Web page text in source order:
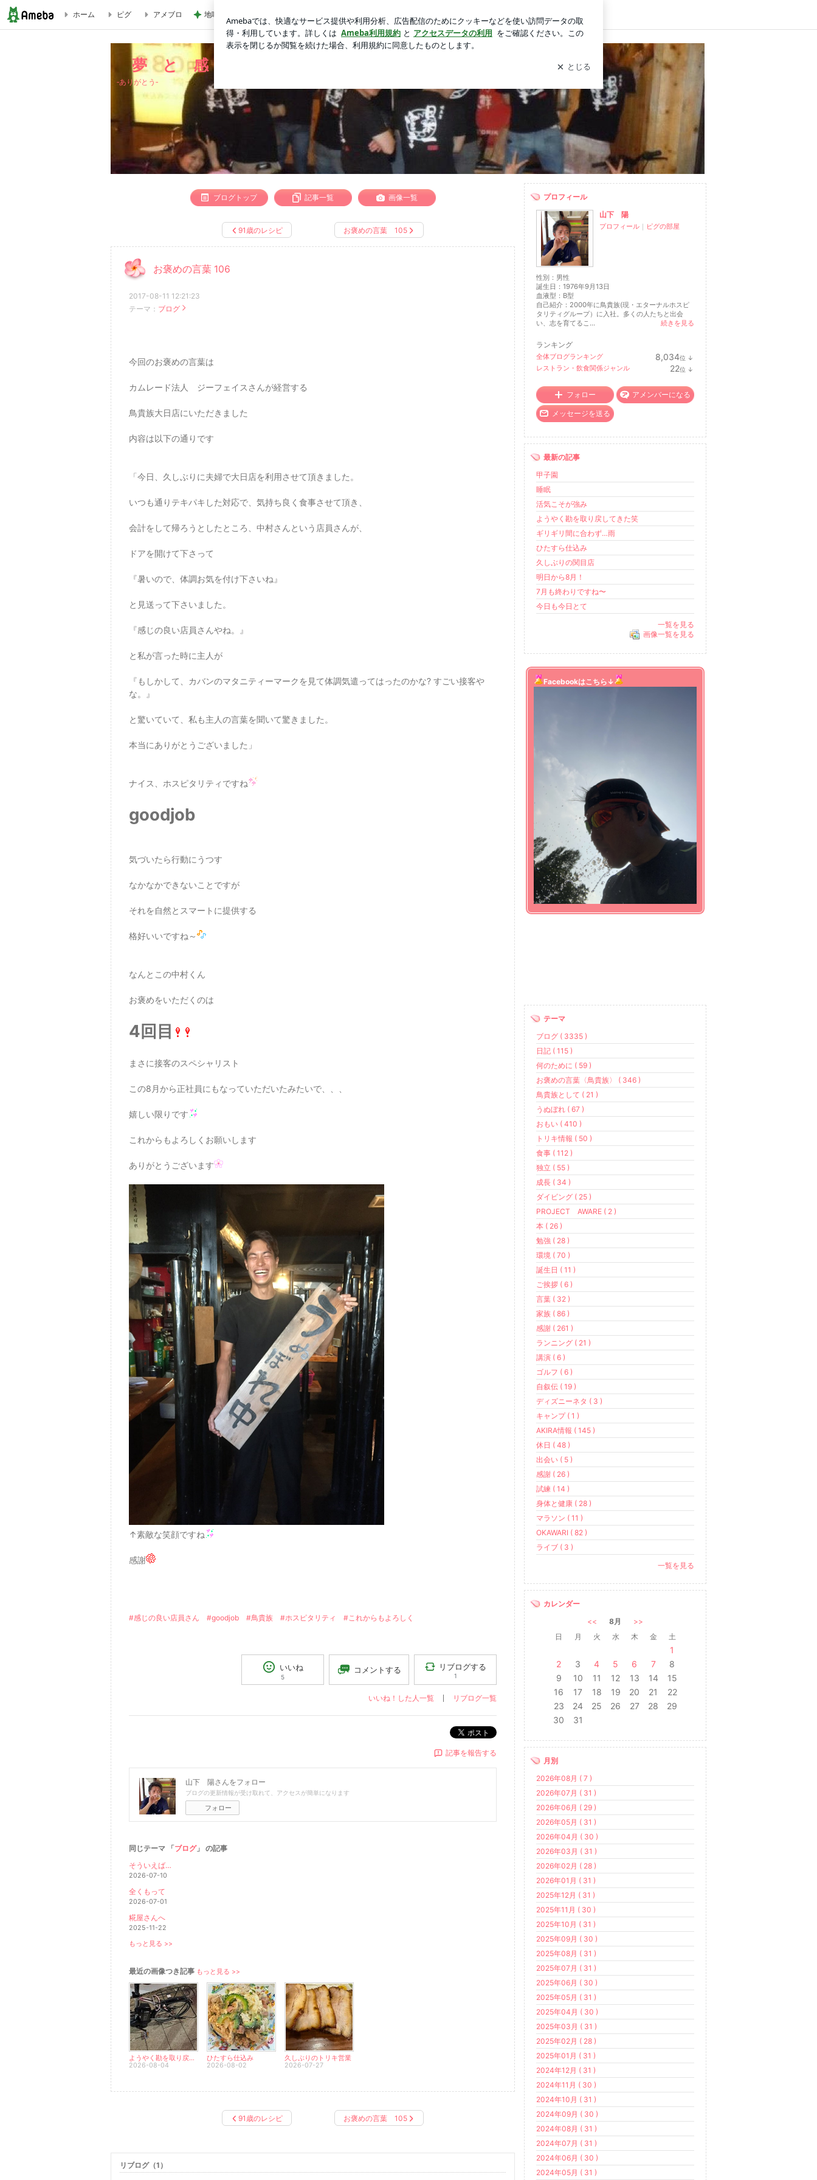
お褒めの言葉 106 | 夢 と 感 謝 を 忘 れ ず に
ホーム ピグ アメブロ 地味にうまい豆苗とちくわの副菜 ログイン
夢 と 感 謝 を 忘 れ ず に
‐ありがとう‐
ブログトップ 記事一覧 画像一覧
91歳のレシピ お褒めの言葉 105
お褒めの言葉 106
2017-08-11 12:21:23
テーマ： ブログ
今回のお褒めの言葉は
カムレード法人 ジーフェイスさんが経営する
鳥貴族大日店にいただきました
内容は以下の通りです
「今日、久しぶりに夫婦で大日店を利用させて頂きました。
いつも通りテキパキした対応で、気持ち良く食事させて頂き、
会計をして帰ろうとしたところ、中村さんという店員さんが、
ドアを開けて下さって
『暑いので、体調お気を付け下さいね』
と見送って下さいました。
『感じの良い店員さんやね。』
と私が言った時に主人が
『もしかして、カバンのマタニティーマークを見て体調気遣ってはったのかな? すごい接客や
な。』
と驚いていて、私も主人の言葉を聞いて驚きました。
本当にありがとうございました」
ナイス、ホスピタリティですね
goodjob
気づいたら行動にうつす
なかなかできないことですが
それを自然とスマートに提供する
格好いいですね～
なんとこの中村くん
お褒めをいただくのは
4回目
まさに接客のスペシャリスト
この8月から正社員にもなっていただいたみたいで、、、
嬉しい限りです
これからもよろしくお願いします
ありがとうございます
↑素敵な笑顔ですね
感謝
#感じの良い店員さん #goodjob #鳥貴族 #ホスピタリティ #これからもよろしく
いいね
5
コメントする リブログする
1
いいね！した人一覧 リブログ一覧
ポスト
記事を報告する
山下 陽さんをフォロー
ブログの更新情報が受け取れて、アクセスが簡単になります
フォロー
同じテーマ 「ブログ」 の記事
そういえば…
2026-07-10
全くもって
2026-07-01
糀屋さんへ
2025-11-22
もっと見る >>
最近の画像つき記事 もっと見る >>
ようやく勘を取り戻してきた笑
2026-08-04
ひたすら仕込み
2026-08-02
久しぶりのトリキ営業
2026-07-27
91歳のレシピ お褒めの言葉 105
リブログ（1）
プロフィール
山下 陽
プロフィール ｜ ピグの部屋
性別： 男性
誕生日： 1976年9月13日
血液型： B型
自己紹介：2000年に鳥貴族(現・エターナルホスピ
タリティグループ）に入社。多くの人たちと出会
い、志を育てるこ...
続きを見る
ランキング
全体ブログランキング 8,034位 ↓
グ
レストラン・飲食関係ジャンル 22位 ↓
キ
ン
フォロー アメンバーになる
メッセージを送る
最新の記事
甲子園
睡眠
活気こそが強み
ようやく勘を取り戻してきた笑
ギリギリ間に合わず…雨
ひたすら仕込み
久しぶりの関目店
明日から8月！
7月も終わりですね〜
今日も今日とて
一覧を見る
画像一覧を見る
Facebookはこちら↓
テーマ
ブログ ( 3335 )
日記 ( 115 )
何のために ( 59 )
お褒めの言葉〈鳥貴族〉 ( 346 )
鳥貴族として ( 21 )
うぬぼれ ( 67 )
おもい ( 410 )
トリキ情報 ( 50 )
食事 ( 112 )
独立 ( 55 )
成長 ( 34 )
ダイビング ( 25 )
PROJECT AWARE ( 2 )
本 ( 26 )
勉強 ( 28 )
環境 ( 70 )
誕生日 ( 11 )
ご挨拶 ( 6 )
言葉 ( 32 )
家族 ( 86 )
感謝 ( 261 )
ランニング ( 21 )
講演 ( 6 )
ゴルフ ( 6 )
自叙伝 ( 19 )
ディズニーネタ ( 3 )
キャンプ ( 1 )
AKIRA情報 ( 145 )
休日 ( 48 )
出会い ( 5 )
感謝 ( 26 )
試練 ( 14 )
身体と健康 ( 28 )
マラソン ( 11 )
OKAWARI ( 82 )
ライブ ( 3 )
一覧を見る
カレンダー
<<
8月
>>
日
月 火 水 木 金 土
1
2
3 4 5 6 7
8
9
10 11 12 13 14
15
16
17 18 19 20 21
22
23
24 25 26 27 28
29
30
31
月別
2026年08月 ( 7 )
2026年07月 ( 31 )
2026年06月 ( 29 )
2026年05月 ( 31 )
2026年04月 ( 30 )
2026年03月 ( 31 )
2026年02月 ( 28 )
2026年01月 ( 31 )
2025年12月 ( 31 )
2025年11月 ( 30 )
2025年10月 ( 31 )
2025年09月 ( 30 )
2025年08月 ( 31 )
2025年07月 ( 31 )
2025年06月 ( 30 )
2025年05月 ( 31 )
2025年04月 ( 30 )
2025年03月 ( 31 )
2025年02月 ( 28 )
2025年01月 ( 31 )
2024年12月 ( 31 )
2024年11月 ( 30 )
2024年10月 ( 31 )
2024年09月 ( 30 )
2024年08月 ( 31 )
2024年07月 ( 31 )
2024年06月 ( 30 )
2024年05月 ( 31 )